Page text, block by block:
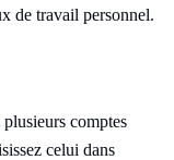
de travail personnel.
comptes
celui dans